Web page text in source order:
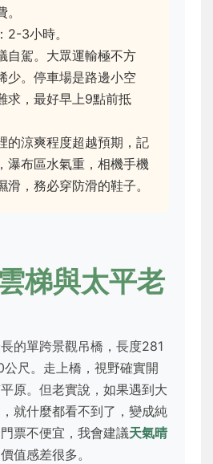
2-3小時。
自駕。大眾運輸極不方
少。停車場是路邊小空
求，最好早上9點前抵
的涼爽程度超越預期，記
瀑布區水氣重，相機手機
滑，務必穿防滑的鞋子。
梯與太平老
的單跨景觀吊橋，長度281
尺。走上橋，視野確實開
原。但老實說，如果遇到大
就什麼都看不到了，變成純
票不便宜，我會建議天氣晴
價值感差很多。